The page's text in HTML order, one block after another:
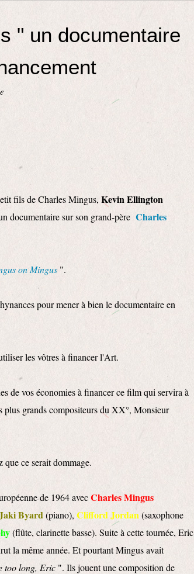
" un documentaire
fils de Charles Mingus, Kevin Ellington
documentaire sur son grand-père Charles
on Mingus ".
pour mener à bien le documentaire en
les vôtres à financer l'Art.
de vos économies à financer ce film qui servira à
plus grands compositeurs du XX°, Monsieur
que ce serait dommage.
de 1964 avecCharles Mingus
Byard(piano), Clifford Jordan(saxophone
(flûte, clarinette basse). Suite à cette tournée, Eric
la même année. Et pourtant Mingus avait
too long, Eric ". Ils jouent une composition de